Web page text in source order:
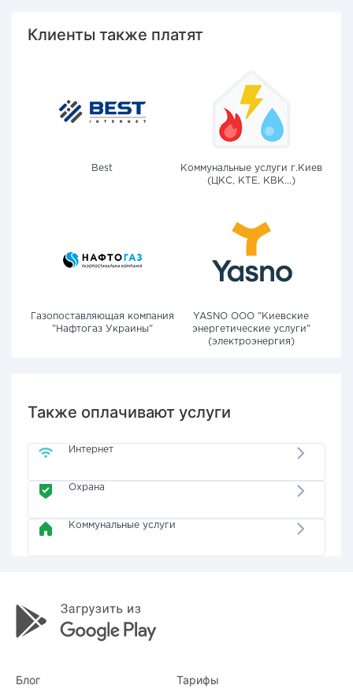
Клиенты также платят
Best
Коммунальные услуги г.Киев
(ЦКС, КТЕ, КВК...)
Газопоставляющая компания
"Нафтогаз Украины"
YASNO OOO "Киевские
энергетические услуги"
(электроэнергия)
Также оплачивают услуги
Интернет
Охрана
Коммунальные услуги
Блог Тарифы